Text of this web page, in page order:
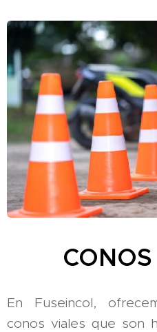
En Fuseincol,
conos viales que son